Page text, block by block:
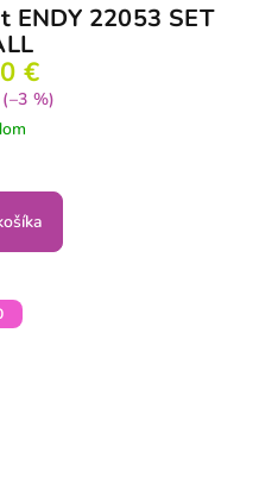
ENDY 22053 SET
€
(–3 %)